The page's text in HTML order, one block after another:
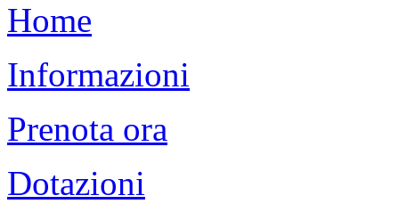
Home
Informazioni
Prenota ora
Dotazioni